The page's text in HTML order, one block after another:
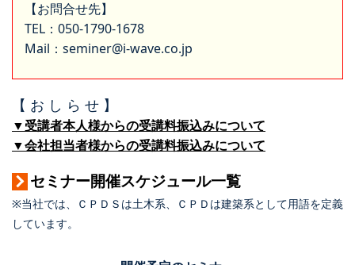
【お問合せ先】
TEL：050-1790-1678
Mail：seminer@i-wave.co.jp
【 お し ら せ 】
▼受講者本人様からの受講料振込みについて
▼会社担当者様からの受講料振込みについて
セミナー開催スケジュール一覧
※当社では、ＣＰＤＳは土木系、ＣＰＤは建築系として用語を定義
しています。